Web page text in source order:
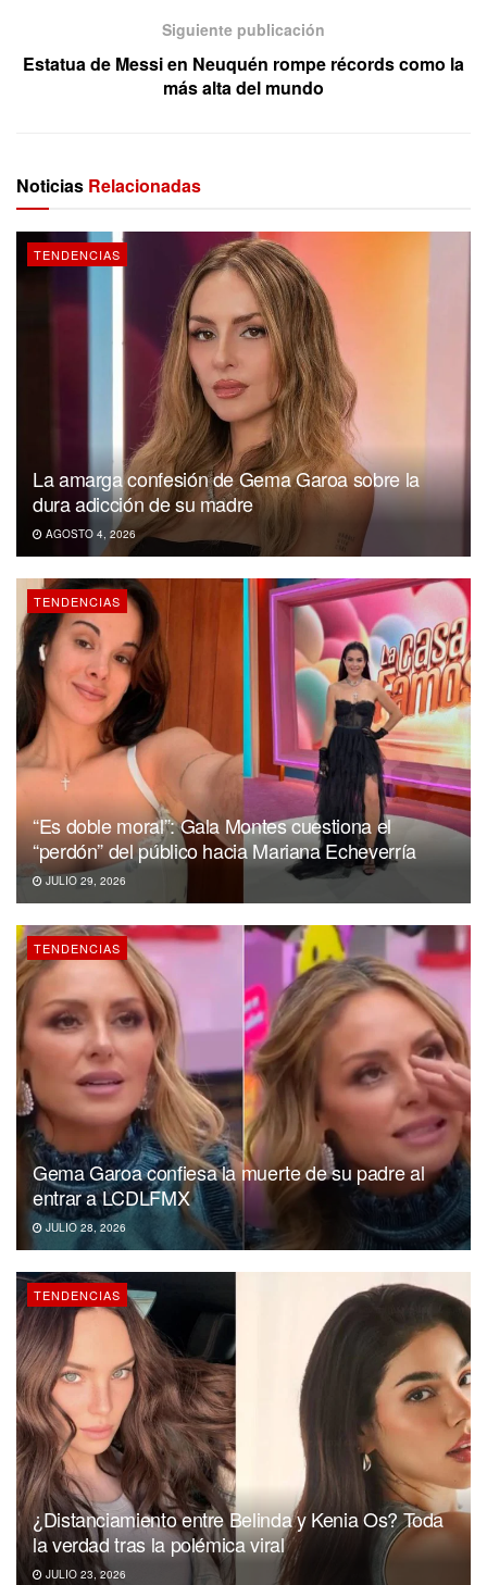
Siguiente publicación
Estatua de Messi en Neuquén rompe récords como la
más alta del mundo
Noticias Relacionadas
TENDENCIAS
La amarga confesión de Gema Garoa sobre la
dura adicción de su madre
AGOSTO 4, 2026
TENDENCIAS
“Es doble moral”: Gala Montes cuestiona el
“perdón” del público hacia Mariana Echeverría
JULIO 29, 2026
TENDENCIAS
Gema Garoa confiesa la muerte de su padre al
entrar a LCDLFMX
JULIO 28, 2026
TENDENCIAS
¿Distanciamiento entre Belinda y Kenia Os? Toda
la verdad tras la polémica viral
JULIO 23, 2026